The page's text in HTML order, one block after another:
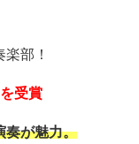
部！
受賞
奏が魅力。